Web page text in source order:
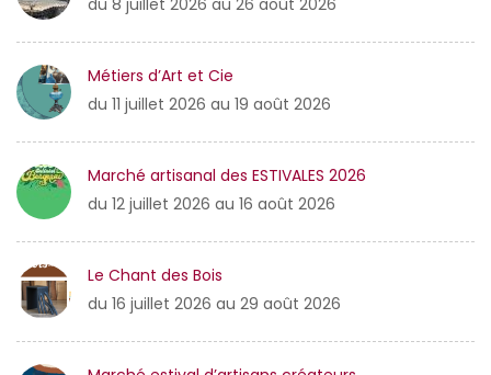
du 8 juillet 2026 au 26 août 2026
Métiers d’Art et Cie
du 11 juillet 2026 au 19 août 2026
Marché artisanal des ESTIVALES 2026
du 12 juillet 2026 au 16 août 2026
Le Chant des Bois
du 16 juillet 2026 au 29 août 2026